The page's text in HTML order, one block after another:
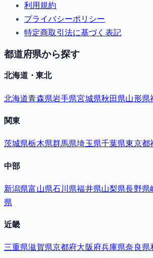
利用規約
プライバシーポリシー
特定商取引法に基づく表記
都道府県から探す
北海道・東北
北海道青森県岩手県宮城県秋田県山形県
関東
茨城県栃木県群馬県埼玉県千葉県東京都
中部
新潟県富山県石川県福井県山梨県長野県
県
近畿
三重県滋賀県京都府大阪府兵庫県奈良県